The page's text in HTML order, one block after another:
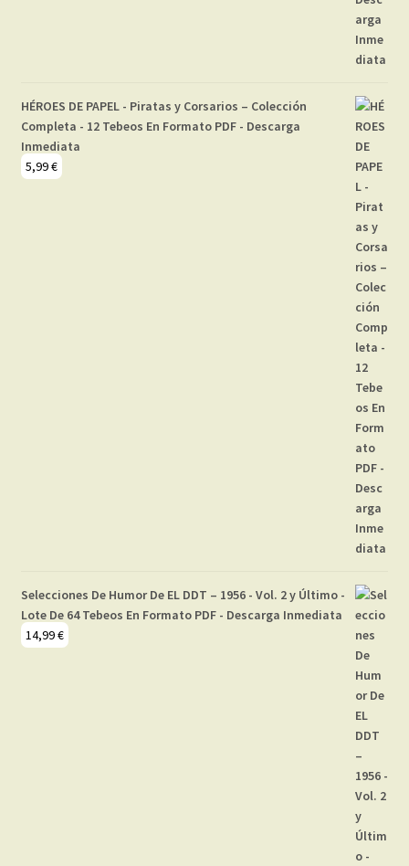
HÉROES DE PAPEL - Piratas y Corsarios – Colección
Completa - 12 Tebeos En Formato PDF - Descarga
Inmediata
5,99€
Selecciones De Humor De EL DDT – 1956 - Vol. 2 y Último -
Lote De 64 Tebeos En Formato PDF - Descarga Inmediata
14,99€